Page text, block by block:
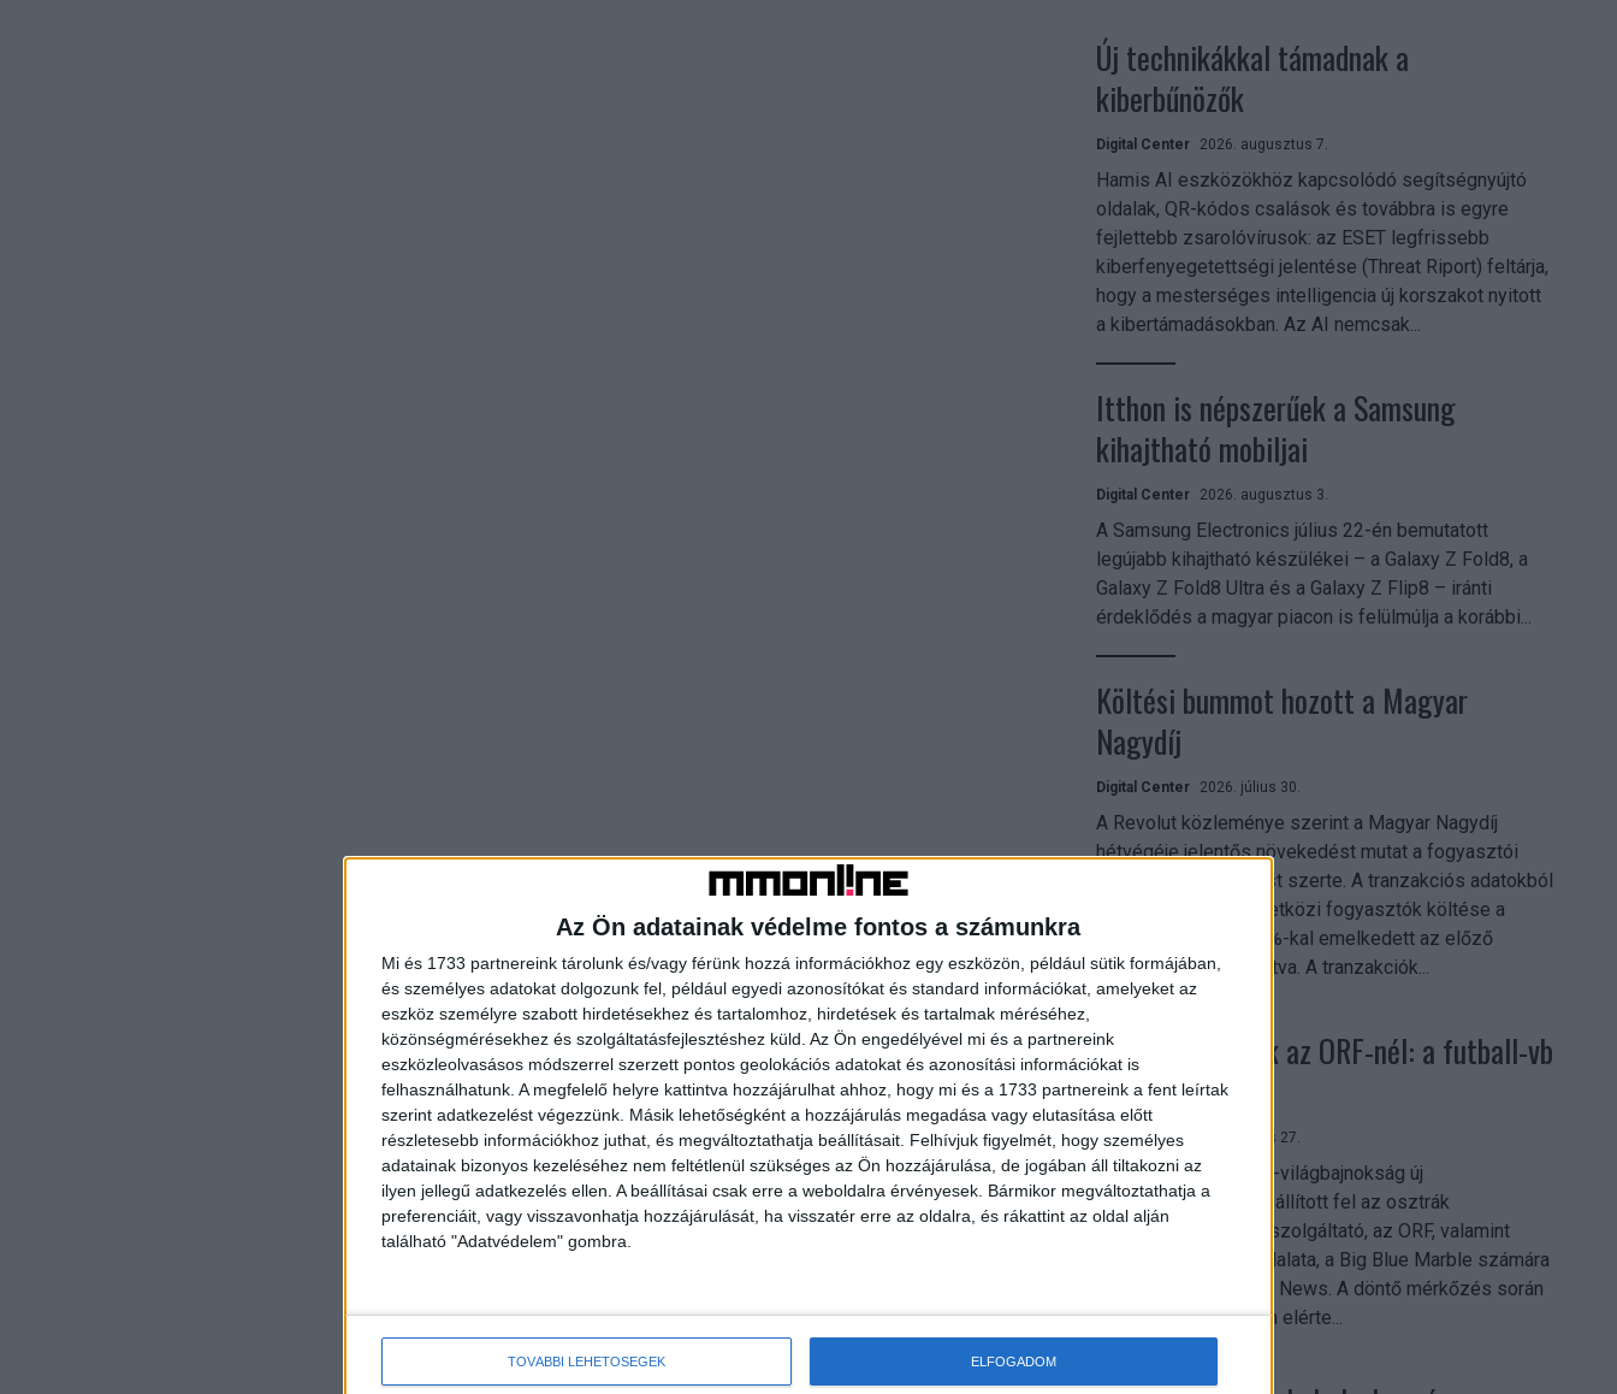
Az Ön adatainak védelme fontos a számunkra
Mi és 1733 partnereink tárolunk és/vagy férünk hozzá információkhoz egy eszközön, például sütik formájában,
és személyes adatokat dolgozunk fel, például egyedi azonosítókat és standard információkat, amelyeket az
eszköz személyre szabott hirdetésekhez és tartalomhoz, hirdetések és tartalmak méréséhez,
közönségmérésekhez és szolgáltatásfejlesztéshez küld. Az Ön engedélyével mi és a partnereink
eszközleolvasásos módszerrel szerzett pontos geolokációs adatokat és azonosítási információkat is
felhasználhatunk. A megfelelő helyre kattintva hozzájárulhat ahhoz, hogy mi és a 1733 partnereink a fent leírtak
szerint adatkezelést végezzünk. Másik lehetőségként a hozzájárulás megadása vagy elutasítása előtt
részletesebb információkhoz juthat, és megváltoztathatja beállításait. Felhívjuk figyelmét, hogy személyes
adatainak bizonyos kezeléséhez nem feltétlenül szükséges az Ön hozzájárulása, de jogában áll tiltakozni az
ilyen jellegű adatkezelés ellen. A beállításai csak erre a weboldalra érvényesek. Bármikor megváltoztathatja a
preferenciáit, vagy visszavonhatja hozzájárulását, ha visszatér erre az oldalra, és rákattint az oldal alján
található "Adatvédelem" gombra.
TOVÁBBI LEHETŐSÉGEK ELFOGADOM
Új technikákkal támadnak a
kiberbűnözők
Digital Center 2026. augusztus 7.
Hamis AI eszközökhöz kapcsolódó segítségnyújtó
oldalak, QR-kódos csalások és továbbra is egyre
fejlettebb zsarolóvírusok: az ESET legfrissebb
kiberfenyegetettségi jelentése (Threat Riport) feltárja,
hogy a mesterséges intelligencia új korszakot nyitott
a kibertámadásokban. Az AI nemcsak...
Itthon is népszerűek a Samsung
kihajtható mobiljai
Digital Center 2026. augusztus 3.
A Samsung Electronics július 22-én bemutatott
legújabb kihajtható készülékei – a Galaxy Z Fold8, a
Galaxy Z Fold8 Ultra és a Galaxy Z Flip8 – iránti
érdeklődés a magyar piacon is felülmúlja a korábbi...
Költési bummot hozott a Magyar
Nagydíj
Digital Center 2026. július 30.
A Revolut közleménye szerint a Magyar Nagydíj
hétvégéje jelentős növekedést mutat a fogyasztói
aktivitásban Budapest szerte. A tranzakciós adatokból
kiderül, hogy a nemzetközi fogyasztók költése a
versenyhétvégén 26%-kal emelkedett az előző
hétvégéhez viszonyítva. A tranzakciók...
Rekordok dőltek az ORF-nél: a futball-vb
mindent vitt
Digital Center 2026. július 27.
A 2026-os labdarúgó-világbajnokság új
streamingrekordokat állított fel az osztrák
közszolgálati műsorszolgáltató, az ORF, valamint
technológiai leányvállalata, a Big Blue Marble számára
– írja a Broadband TV News. A döntő mérkőzés során
az átlagos nézőszám elérte...